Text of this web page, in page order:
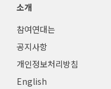
소개
참여연대는
공지사항
개인정보처리방침
English